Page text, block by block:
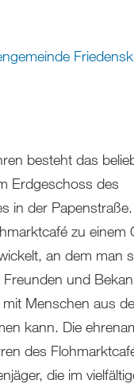
besteht das
Erdgeschoss des
in der
zu einem
an dem man
und
Menschen aus
kann. Die
des
die im